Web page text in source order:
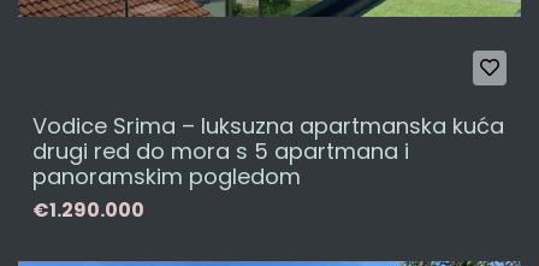
Vodice Srima – luksuzna apartmanska kuća
drugi red do mora s 5 apartmana i
panoramskim pogledom
€1.290.000